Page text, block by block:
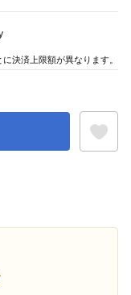
決済上限額が異なります。